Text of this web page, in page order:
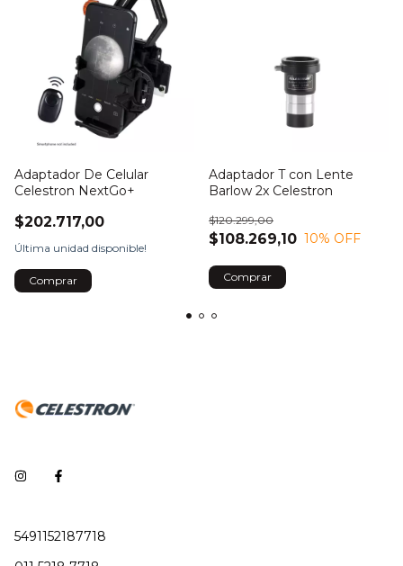
Adaptador De Celular
Celestron NextGo+
$202.717,00
Última unidad disponible!
Adaptador T con Lente
Barlow 2x Celestron
$108.269,10
$120.299,00
10% OFF
Comprar
5491152187718